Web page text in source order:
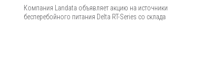
Компания Landata объявляет акцию на источники
бесперебойного питания Delta RT-Series со склада